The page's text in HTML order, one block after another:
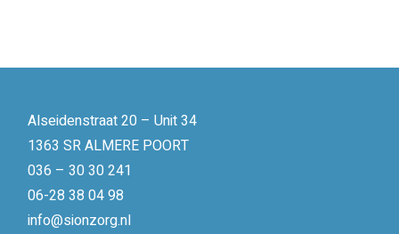
Alseidenstraat 20 – Unit 34
1363 SR ALMERE POORT
036 – 30 30 241
06-28 38 04 98
info@sionzorg.nl